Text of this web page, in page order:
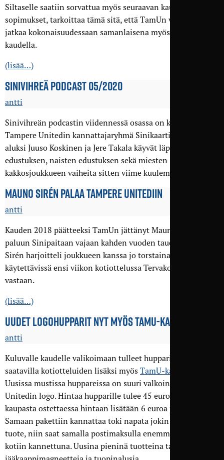
Siltaselle saatiin sorvattua myös seuraavan kauden kattavat
sopimukset, tarkoittaa tämä sitä, että TamUn valmennus
jatkaa kokonaisuudessaan samanlaisena myös tulevalla
kaudella.
(lisää…)
SINIVIHREÄ PODCAST 05/2020
antti
Sinivihreän podcastin viidennessä osassa on käsittelyssä
Tampere Unitedin kannattajaryhmä Sinikaarti. Podcastin
aluksi Juuso Koskinen ja Jere Takala käyvät läpi miesten
edustuksen, naisten edustuksen sekä miesten
kakkosjoukkueen vaiheita sitten viime kuuleman.
MAUNO SIRÉN PALAA TAMPERE UNITEDIIN
antti
Kauden 2018 päätteeksi TamUn jättänyt Mauno Sirén tekee
paluun Sinipaitaan vajaan kahden vuoden tauon jälkeen.
Sirén harjoitteli joukkueen kanssa jo torstaina, ja on
käytettävissä ensi viikon kotiottelussa Tervakosken Patoa
vastaan.
(lisää…)
UUDET LOGOHUPPARIT NYT MYÖS TAMU-KAUPASTA
antti
Kuluvalle kaudelle valikoimaan tulleet hupparit ovat nyt
saatavilla kotiotteluiden lisäksi myös TamU-kaupasta
Uusissa mustissa huppareissa on suuri valkoinen Tampere
Unitedin logo. Hintaa hupparille tulee 45 euroa, ja TamU-
kaupasta ostettaessa hintaan lisätään 6 euroa postikuluja.
Samaan pakettiin kannattaa toki napata jokin muukin
tuote, niin saat samalla postimaksulla enemmän tavaraa
kotiin kannettuna. Uusina pieninä tuotteina tarjolla on